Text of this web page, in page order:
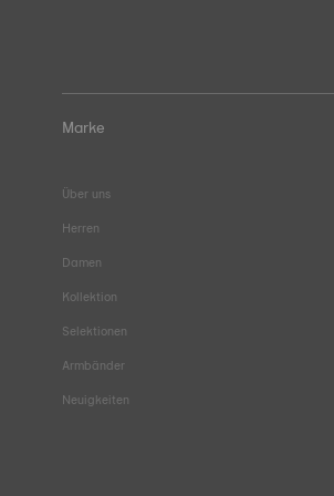
Marke
Über uns
Herren
Damen
Kollektion
Selektionen
Armbänder
Neuigkeiten